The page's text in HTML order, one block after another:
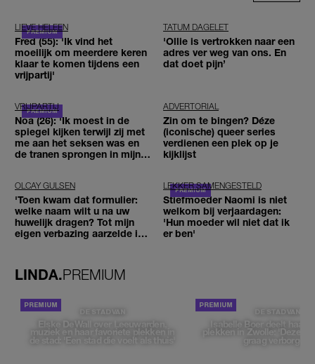
LIEVE HELEEN
Fred (55): 'Ik vind het
moeilijk om meerdere keren
klaar te komen tijdens een
vrijpartij'
TATUM DAGELET
'Ollie is vertrokken naar een
adres ver weg van ons. En
dat doet pijn’
VRIJPARTIJ
Noa (26): 'Ik moest in de
spiegel kijken terwijl zij met
me aan het seksen was en
de tranen sprongen in mijn
ADVERTORIAL
Zin om te bingen? Déze
(iconische) queer series
verdienen een plek op je
kijklijst
OLCAY GULSEN
'Toen kwam dat formulier:
welke naam wilt u na uw
huwelijk dragen? Tot mijn
eigen verbazing aarzelde ik
LEKKER SAMENGESTELD
Stiefmoeder Naomi is niet
welkom bij verjaardagen:
'Hun moeder wil niet dat ik
er ben'
LINDA.PREMIUM
DE STAD VAN
Elske DeWall over Leeuwarden,
muziek en haar favoriete plekken in
de stad: 'Een stad die voelt als thuis'
DE STAD VAN
Isabelle Boer deelt haar
plekken in Zwolle: 'Deze
graag verborgen'